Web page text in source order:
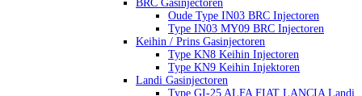
BRC Gasinjectoren
Oude Type IN03 BRC Injectoren
Type IN03 MY09 BRC Injectoren
Keihin / Prins Gasinjectoren
Type KN8 Keihin Injectoren
Type KN9 Keihin Injektoren
Landi Gasinjectoren
Type GI-25 ALFA FIAT LANCIA Landi